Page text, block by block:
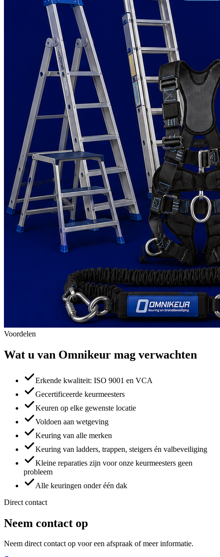
Voordelen
Wat u van Omnikeur mag verwachten
Erkende kwaliteit: ISO 9001 en VCA
Gecertificeerde keurmeesters
Keuren op elke gewenste locatie
Voldoen aan wetgeving
Keuring van alle merken
Keuring van ladders, trappen, steigers én valbeveiliging
Kleine reparaties zijn voor onze keurmeesters geen
probleem
Alle keuringen onder één dak
Direct contact
Neem contact op
Neem direct contact op voor een afspraak of meer informatie.